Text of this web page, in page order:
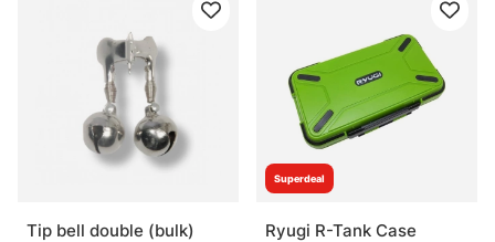
Tip bell double (bulk)
Superdeal
Ryugi R-Tank Case